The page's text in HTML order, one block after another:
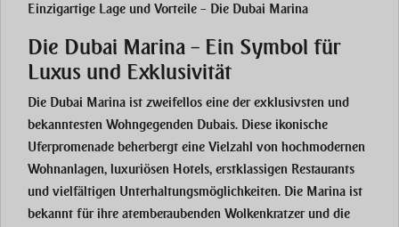
Einzigartige Lage und Vorteile – Die Dubai Marina
Die Dubai Marina – Ein Symbol für
Luxus und Exklusivität
Die Dubai Marina ist zweifellos eine der exklusivsten und
bekanntesten Wohngegenden Dubais. Diese ikonische
Uferpromenade beherbergt eine Vielzahl von hochmodernen
Wohnanlagen, luxuriösen Hotels, erstklassigen Restaurants
und vielfältigen Unterhaltungsmöglichkeiten. Die Marina ist
bekannt für ihre atemberaubenden Wolkenkratzer und die